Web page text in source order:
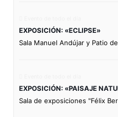
EXPOSICIÓN: «ECLIPSE»
Sala Manuel Andújar y Patio
EXPOSICIÓN: «PAISAJE
Sala de exposiciones "Félix